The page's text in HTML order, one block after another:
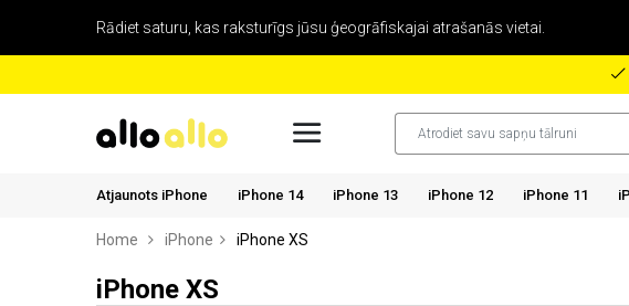
Rādiet saturu, kas raksturīgs jūsu ģeogrāfiskajai atrašanās vietai.
Atjaunots iPhone iPhone 14 iPhone 13 iPhone 12 iPhone 11
Home iPhone iPhone XS
iPhone XS